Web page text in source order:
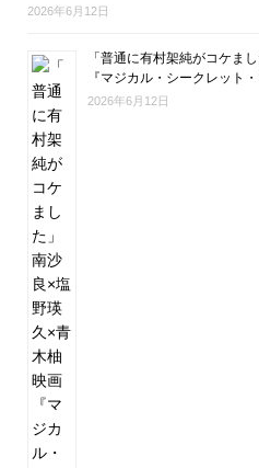
2026年6月12日
「普通に有村架純がコケま
『マジカル・シークレット
2026年6月12日